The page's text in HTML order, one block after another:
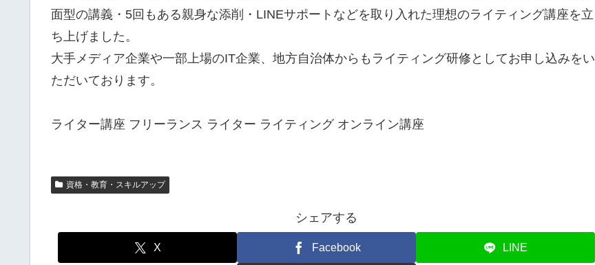
面型の講義・5回もある親身な添削・LINEサポートなどを取り入れた理想のライティング講座を立
ち上げました。
大手メディア企業や一部上場のIT企業、地方自治体からもライティング研修としてお申し込みをい
ただいております。
ライター講座 フリーランス ライター ライティング オンライン講座
資格・教育・スキルアップ
シェアする
X Facebook LINE